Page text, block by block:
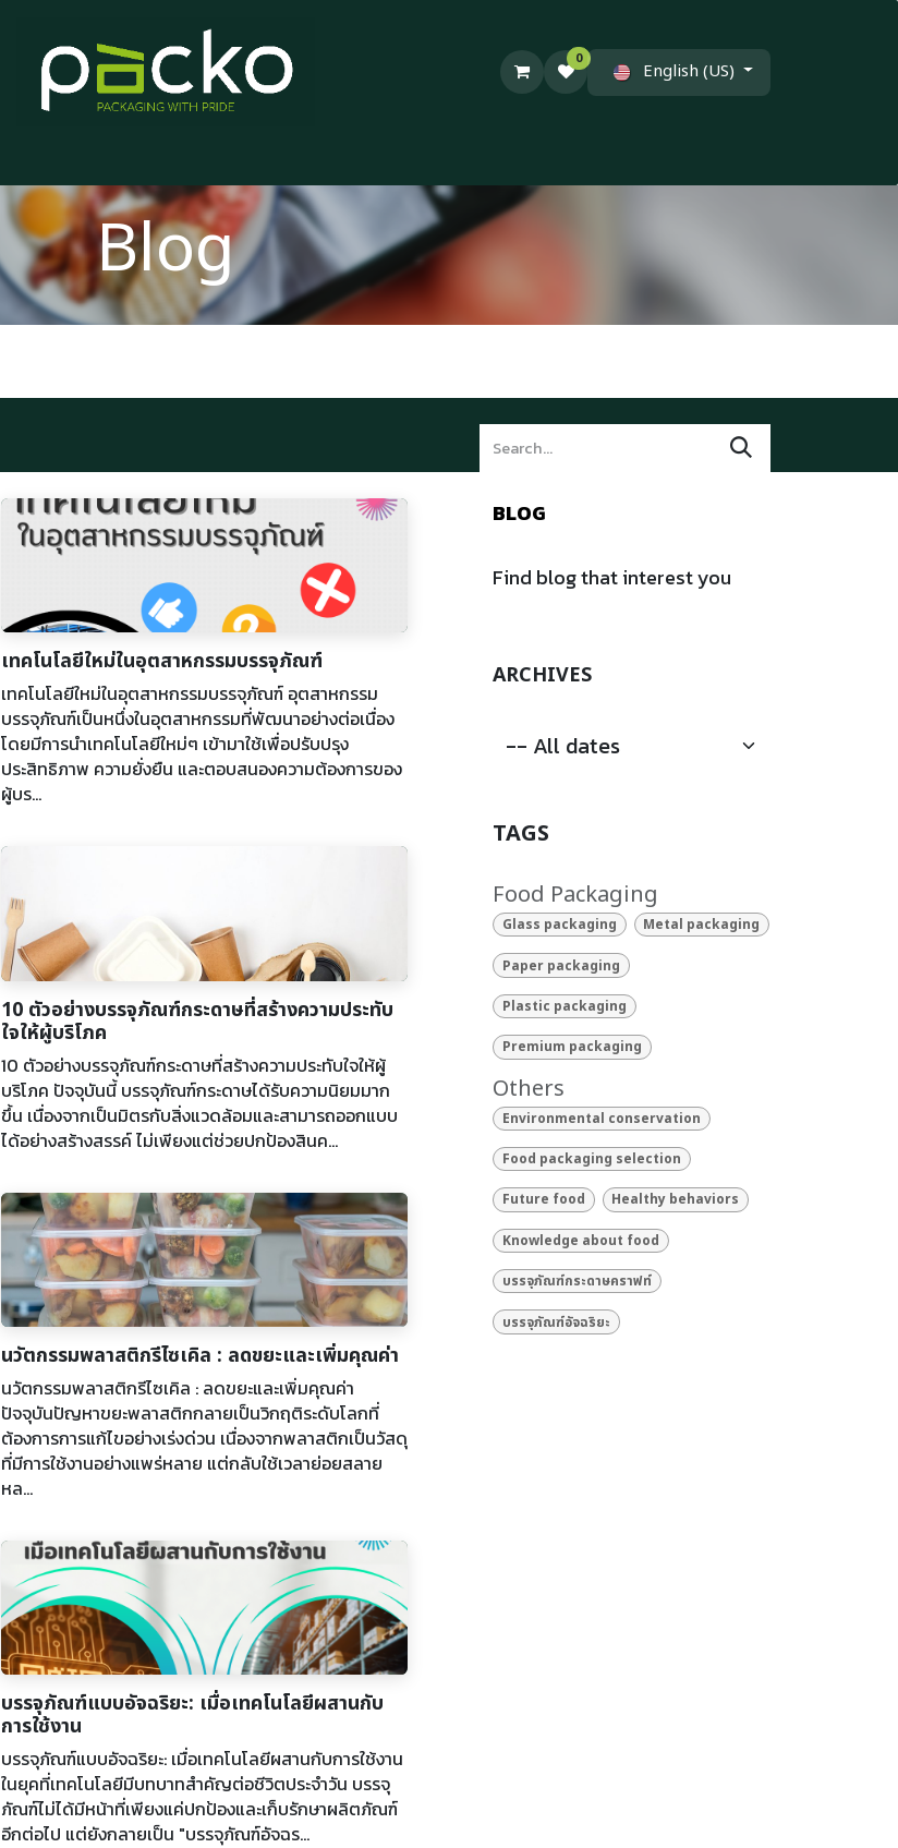
0
English (US)
Blog
เทคโนโลยีใหม่ในอุตสาหกรรมบรรจุภัณฑ์
เทคโนโลยีใหม่ในอุตสาหกรรมบรรจุภัณฑ์ อุตสาหกรรม
บรรจุภัณฑ์เป็นหนึ่งในอุตสาหกรรมที่พัฒนาอย่างต่อเนื่อง
โดยมีการนำเทคโนโลยีใหม่ๆ เข้ามาใช้เพื่อปรับปรุง
ประสิทธิภาพ ความยั่งยืน และตอบสนองความต้องการของ
ผู้บร...
10 ตัวอย่างบรรจุภัณฑ์กระดาษที่สร้างความประทับ
ใจให้ผู้บริโภค
10 ตัวอย่างบรรจุภัณฑ์กระดาษที่สร้างความประทับใจให้ผู้
บริโภค ปัจจุบันนี้ บรรจุภัณฑ์กระดาษได้รับความนิยมมาก
ขึ้น เนื่องจากเป็นมิตรกับสิ่งแวดล้อมและสามารถออกแบบ
ได้อย่างสร้างสรรค์ ไม่เพียงแต่ช่วยปกป้องสินค...
นวัตกรรมพลาสติกรีไซเคิล : ลดขยะและเพิ่มคุณค่า
นวัตกรรมพลาสติกรีไซเคิล : ลดขยะและเพิ่มคุณค่า
ปัจจุบันปัญหาขยะพลาสติกกลายเป็นวิกฤติระดับโลกที่
ต้องการการแก้ไขอย่างเร่งด่วน เนื่องจากพลาสติกเป็นวัสดุ
ที่มีการใช้งานอย่างแพร่หลาย แต่กลับใช้เวลาย่อยสลาย
หล...
บรรจุภัณฑ์แบบอัจฉริยะ: เมื่อเทคโนโลยีผสานกับ
การใช้งาน
บรรจุภัณฑ์แบบอัจฉริยะ: เมื่อเทคโนโลยีผสานกับการใช้งาน
ในยุคที่เทคโนโลยีมีบทบาทสำคัญต่อชีวิตประจำวัน บรรจุ
ภัณฑ์ไม่ได้มีหน้าที่เพียงแค่ปกป้องและเก็บรักษาผลิตภัณฑ์
อีกต่อไป แต่ยังกลายเป็น "บรรจุภัณฑ์อัจฉร...
BLOG
Find blog that interest you
ARCHIVES
TAGS
Food Packaging
Glass packaging Metal packaging
Paper packaging
Plastic packaging
Premium packaging
Others
Environmental conservation
Food packaging selection
Future food Healthy behaviors
Knowledge about food
บรรจุภัณฑ์กระดาษคราฟท์
บรรจุภัณฑ์อัจฉริยะ